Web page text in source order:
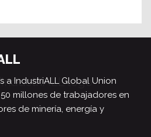
a IndustriALL Global Union
millones de trabajadores en
de minería, energía y